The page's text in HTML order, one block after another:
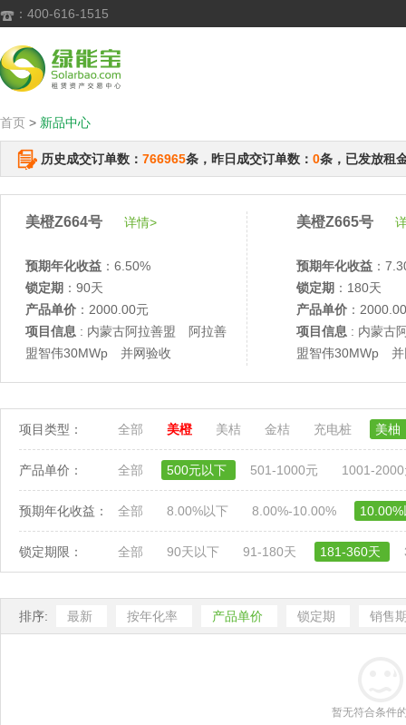
 ：400-616-1515
首页 > 新品中心
历史成交订单数： 766965条，昨日成交订单数： 0条，已发放租
美橙Z664号 详情>
预期年化收益 ：6.50%
锁定期 ：90天
产品单价 ：2000.00元
项目信息 : 内蒙古阿拉善盟 阿拉善
盟智伟30MWp 并网验收
美橙Z665号
预期年化收益 ：
锁定期 ：180天
产品单价 ：
项目信息 : 内蒙古
盟智伟30MWp 并
项目类型： 全部 美橙 美桔 金桔 充电桩 美柚
产品单价： 全部 500元以下 501-1000元 1001-
预期年化收益： 全部 8.00%以下 8.00%-10.00%
锁定期限： 全部 90天以下 91-180天 181-360天
排序: 最新 按年化率 产品单价 锁定期 销售
暂无符合条件